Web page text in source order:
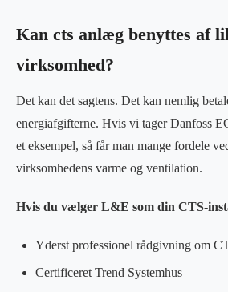
Kan cts anlæg benyttes af
virksomhed?
Det kan det sagtens. Det kan nemlig
energiafgifterne. Hvis vi tager Danfoss
et eksempel, så får man mange fordele
virksomhedens varme og ventilation.
Hvis du vælger L&E som din CTS-
Yderst professionel rådgivning om
Certificeret Trend Systemhus